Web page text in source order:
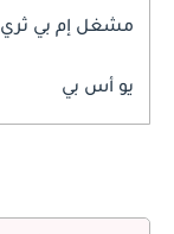
مشغل إم بي ثري
يو أس بي